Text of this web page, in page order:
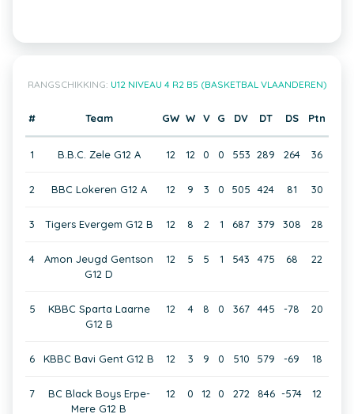
RANGSCHIKKING: U12 NIVEAU 4 R2 B5 (BASKETBAL VLAANDEREN)
# Team GW W V G DV DT DS Ptn
1 B.B.C. Zele G12 A 12 12 0 0 553 289 264 36
2 BBC Lokeren G12 A 12 9 3 0 505 424 81 30
3 Tigers Evergem G12 B 12 8 2 1 687 379 308 28
4
Amon Jeugd Gentson
G12 D
12 5 5 1 543 475 68 22
5
KBBC Sparta Laarne
G12 B
12 4 8 0 367 445 -78 20
6 KBBC Bavi Gent G12 B 12 3 9 0 510 579 -69 18
7
BC Black Boys Erpe-
Mere G12 B
12 0 12 0 272 846 -574 12